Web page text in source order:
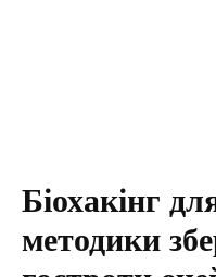
Біохакінг
методики